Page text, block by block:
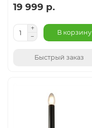
19 999 р.
В корзину
Быстрый заказ